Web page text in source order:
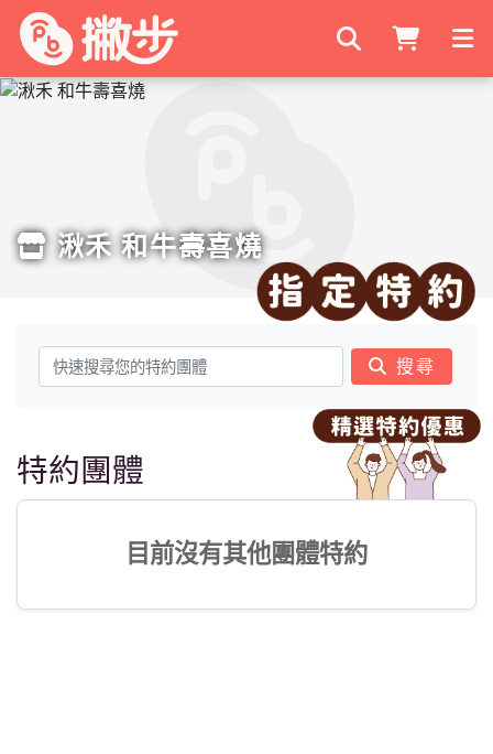
搜尋商家
湫禾 和牛壽喜燒
搜尋
特約團體
目前沒有其他團體特約